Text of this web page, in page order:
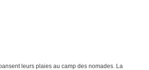
leurs plaies au camp des nomades. La